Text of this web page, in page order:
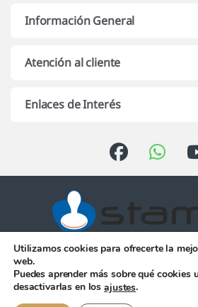
Información General
Atención al cliente
Enlaces de Interés
Atención telefónica de
a 13:00 h. de Lunes a
956 344 058
Utilizamos cookies para ofrecerte la
web.
Puedes aprender más sobre qué cookies
desactivarlas en losajustes.